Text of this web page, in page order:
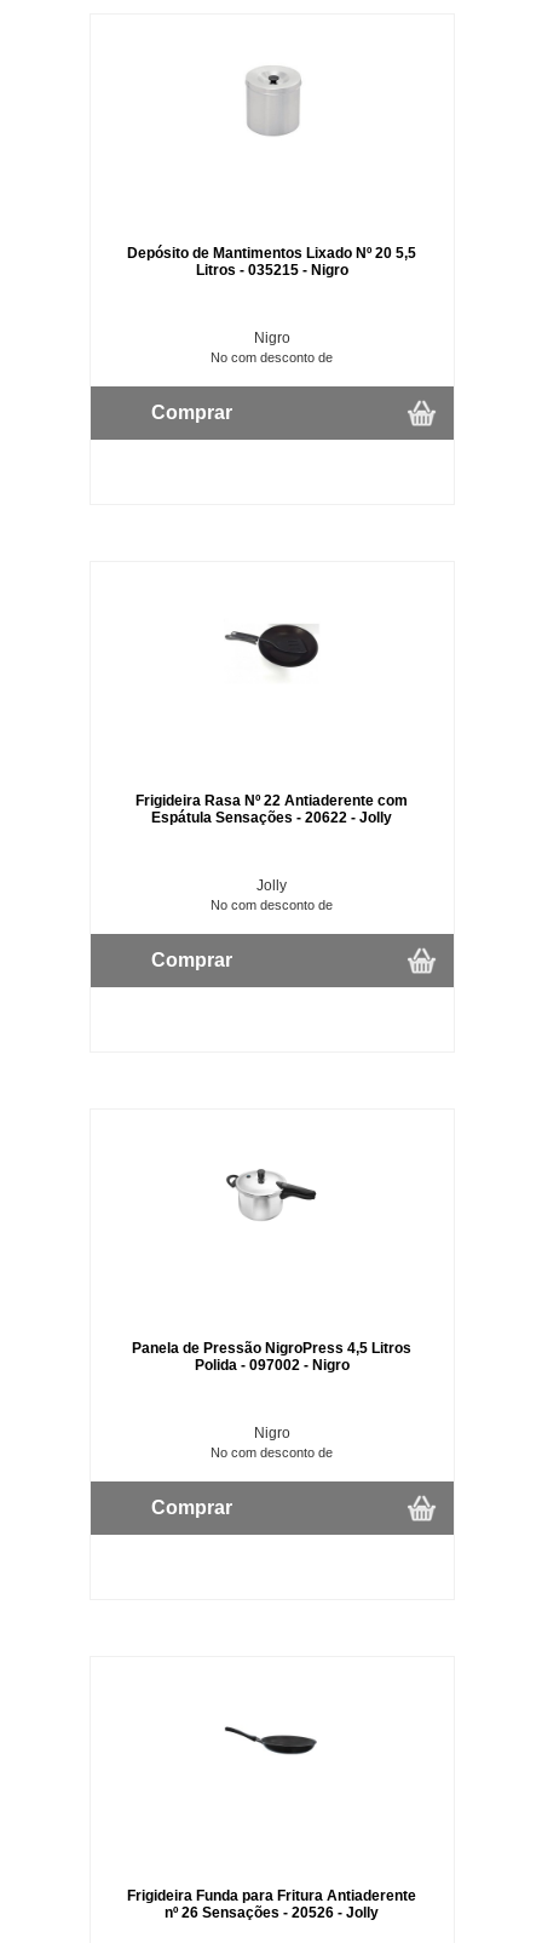
Depósito de Mantimentos Lixado Nº 20 5,5
Litros - 035215 - Nigro
Nigro
No com desconto de
Comprar
Frigideira Rasa Nº 22 Antiaderente com
Espátula Sensações - 20622 - Jolly
Jolly
No com desconto de
Comprar
Panela de Pressão NigroPress 4,5 Litros
Polida - 097002 - Nigro
Nigro
No com desconto de
Comprar
Frigideira Funda para Fritura Antiaderente
nº 26 Sensações - 20526 - Jolly